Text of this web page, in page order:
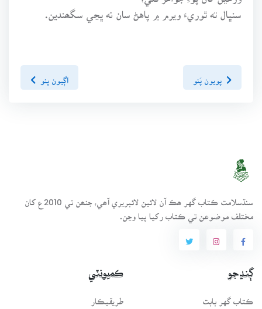
سنڀال ته ٿوريءَ ويرم ۾ پاهڻ سان نه ڀڃي سگھندين.
پويون پَنو اڳيون پنو
سنڌسلامت ڪتاب گهر ھڪ آن لائين لائبريري آھي، جنھن تي 2010ع کان
مختلف موضوعن تي ڪتاب رکيا پيا وڃن.
ڳنڍجو
ڪتاب گهر بابت
ڪميونٽي
طريقيڪار